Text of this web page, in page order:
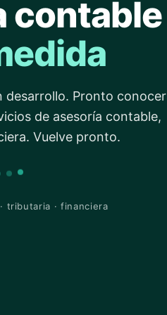
contable
desarrollo. Pronto
de asesoría contable,
Vuelve pronto.
tributaria · financiera